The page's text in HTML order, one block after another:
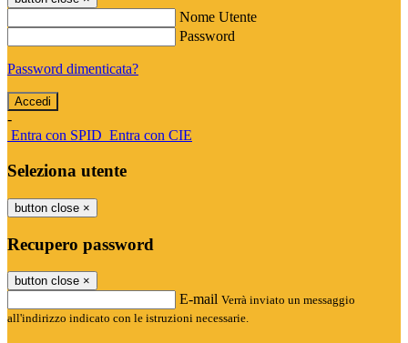
Nome Utente
Password
Password dimenticata?
-
Entra con SPID Entra con CIE
Seleziona utente
button close ×
Recupero password
button close ×
E-mail Verrà inviato un messaggio
all'indirizzo indicato con le istruzioni necessarie.